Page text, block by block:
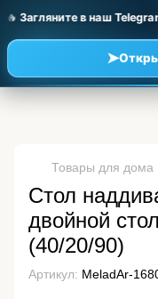
Загляните в наш
➤
Товары для дома
Стол
двойной
(40/20/90)
Артикул: MeladAr-